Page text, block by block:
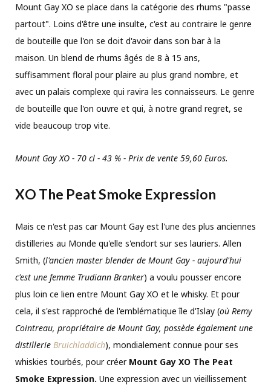
Mount Gay XO se place dans la catégorie des rhums "passe
partout". Loins d'être une insulte, c'est au contraire le genre
de bouteille que l'on se doit d'avoir dans son bar à la
maison. Un blend de rhums âgés de 8 à 15 ans,
suffisamment floral pour plaire au plus grand nombre, et
avec un palais complexe qui ravira les connaisseurs. Le genre
de bouteille que l'on ouvre et qui, à notre grand regret, se
vide beaucoup trop vite.
Mount Gay XO - 70 cl - 43 % - Prix de vente 59,60 Euros.
XO The Peat Smoke Expression
Mais ce n'est pas car Mount Gay est l'une des plus anciennes
distilleries au Monde qu'elle s'endort sur ses lauriers. Allen
Smith, (l'ancien master blender de Mount Gay - aujourd'hui
c'est une femme Trudiann Branker) a voulu pousser encore
plus loin ce lien entre Mount Gay XO et le whisky. Et pour
cela, il s'est rapproché de l'emblématique île d'Islay (où Remy
Cointreau, propriétaire de Mount Gay, possède également une
distillerie Bruichladdich), mondialement connue pour ses
whiskies tourbés, pour créer Mount Gay XO The Peat
Smoke Expression. Une expression avec un vieillissement